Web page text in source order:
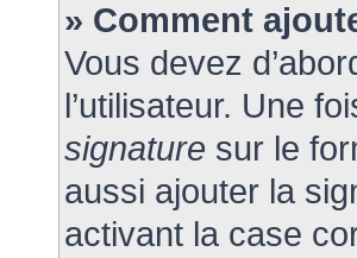
» Comment
Vous devez
l’utilisateur. Une
signature sur le
aussi ajouter la
activant la case